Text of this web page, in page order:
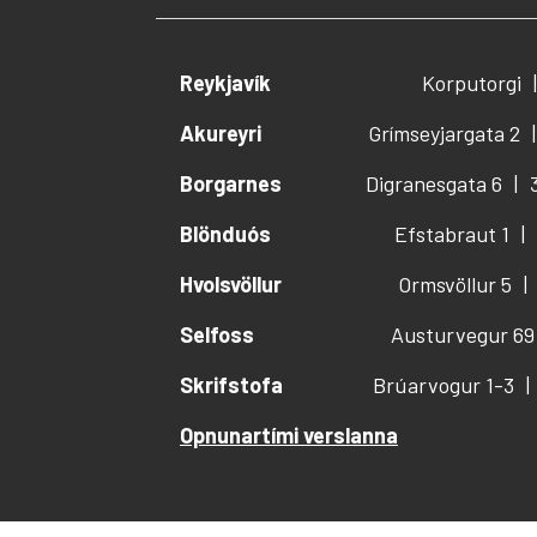
Reykjavík
Korputorgi
Akureyri
Grímseyjargata 2
Borgarnes
Digranesgata 6
Blönduós
Efstabraut 1
Hvolsvöllur
Ormsvöllur 5
Selfoss
Austurvegur 69
Skrifstofa
Brúarvogur 1-3
Opnunartími verslanna